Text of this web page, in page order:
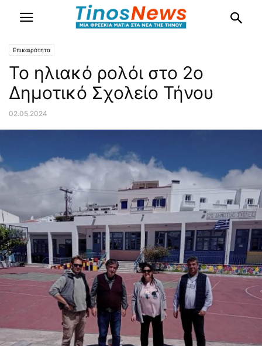
Επικαιρότητα
Το ηλιακό ρολόι στο 2ο
Δημοτικό Σχολείο Τήνου
02.05.2024